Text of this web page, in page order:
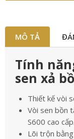
MÔ TẢ
Tính
sen xả
Thiết kế vòi
Vòi sen bồn
S600 cao cấp.
Lõi trộn